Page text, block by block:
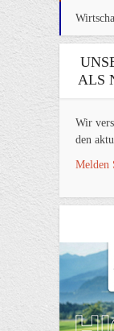
ALS
Wir
den
Melden